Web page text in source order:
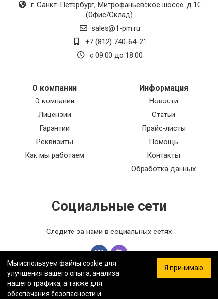
г. Санкт-Петербург, Митрофаньевское шоссе. д.10
(Офис/Склад)
sales@1-pm.ru
+7 (812) 740-64-21
с 09:00 до 18:00
О компании
О компании
Лицензии
Гарантии
Реквизиты
Как мы работаем
Информация
Новости
Статьи
Прайс-листы
Помощь
Контакты
Обработка данных
Социальные сети
Следите за нами в социальных сетях
Мы используем файлы cookie для
улучшения вашего опыта, анализа
нашего трафика, а также для
обеспечения безопасности и
Я принимаю